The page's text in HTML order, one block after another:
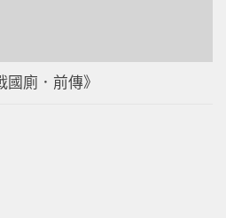
廁．前傳》